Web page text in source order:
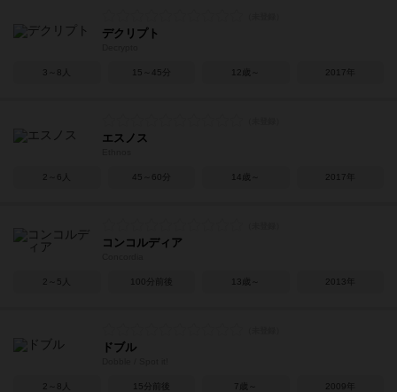
デクリプト
3～8人 15～45分 12歳～ 2017年
エスノス
2～6人 45～60分 14歳～ 2017年
コンコルディア
2～5人 100分前後 13歳～ 2013年
ドブル
2～8人 15分前後 7歳～ 2009年